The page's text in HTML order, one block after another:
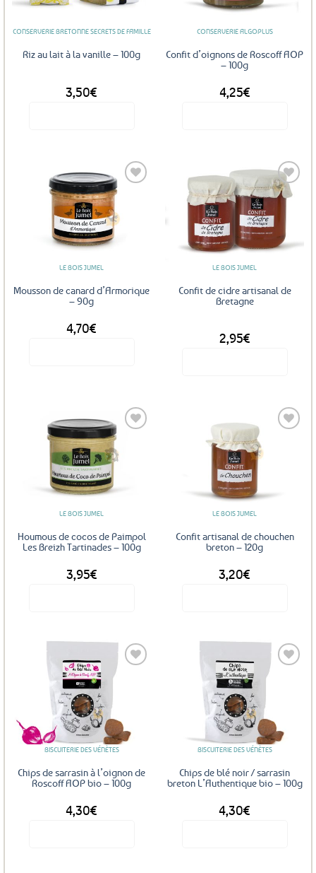
CONSERVERIE BRETONNE SECRETS DE FAMILLE
Riz au lait à la vanille – 100g
3,50€
CONSERVERIE ALGOPLUS
Confit d’oignons de Roscoff AOP
– 100g
4,25€
Ajouter
LE BOIS JUMEL
Mousson de canard d’Armorique
– 90g
4,70€
Ajouter
aux
favoris
LE BOIS JUMEL
Confit de cidre artisanal de
Bretagne
2,95€
variations.
Ajouter
LE BOIS JUMEL
Houmous de cocos de Paimpol
Les Breizh Tartinades – 100g
3,95€
LE BOIS JUMEL
Confit artisanal de chouchen
breton – 120g
3,20€
BISCUITERIE DES VÉNÈTES
Chips de sarrasin à l’oignon de
Roscoff AOP bio – 100g
4,30€
BISCUITERIE DES VÉNÈTES
Chips de blé noir / sarrasin
breton L’Authentique bio – 100g
4,30€